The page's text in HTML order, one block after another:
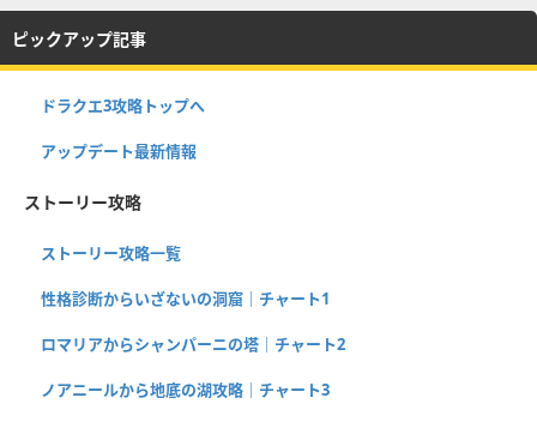
ピックアップ記事
ドラクエ3攻略トップへ
アップデート最新情報
ストーリー攻略
ストーリー攻略一覧
性格診断からいざないの洞窟｜チャート1
ロマリアからシャンパーニの塔｜チャート2
ノアニールから地底の湖攻略｜チャート3